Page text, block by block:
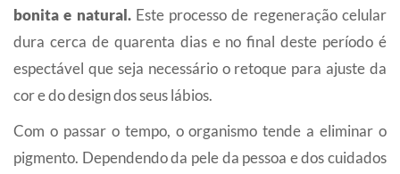
bonita e natural. Este processo de regeneração celular
dura cerca de quarenta dias e no final deste período é
espectável que seja necessário o retoque para ajuste da
cor e do design dos seus lábios.
Com o passar o tempo, o organismo tende a eliminar o
pigmento. Dependendo da pele da pessoa e dos cuidados